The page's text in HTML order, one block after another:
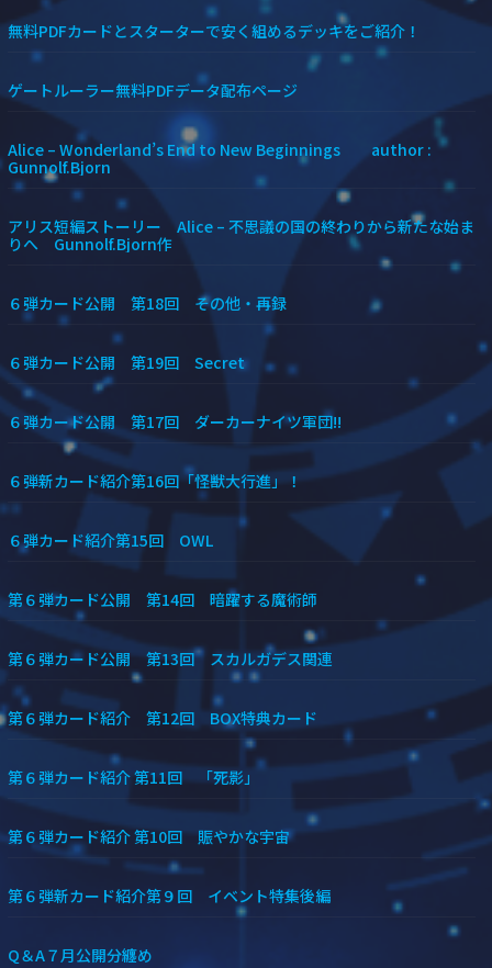
無料PDFカードとスターターで安く組めるデッキをご紹介！
ゲートルーラー無料PDFデータ配布ページ
Alice – Wonderland’s End to New Beginnings author :
Gunnolf.Bjorn
アリス短編ストーリー Alice – 不思議の国の終わりから新たな始ま
りへ Gunnolf.Bjorn作
６弾カード公開 第18回 その他・再録
６弾カード公開 第19回 Secret
６弾カード公開 第17回 ダーカーナイツ軍団!!
６弾新カード紹介第16回「怪獣大行進」！
６弾カード紹介第15回 OWL
第６弾カード公開 第14回 暗躍する魔術師
第６弾カード公開 第13回 スカルガデス関連
第６弾カード紹介 第12回 BOX特典カード
第６弾カード紹介 第11回 「死影」
第６弾カード紹介 第10回 賑やかな宇宙
第６弾新カード紹介第９回 イベント特集後編
Q＆A７月公開分纏め